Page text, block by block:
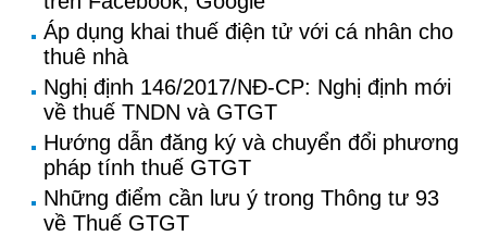
Áp dụng khai thuế điện tử với cá nhân cho
thuê nhà
Nghị định 146/2017/NĐ-CP: Nghị định mới
về thuế TNDN và GTGT
Hướng dẫn đăng ký và chuyển đổi phương
pháp tính thuế GTGT
Những điểm cần lưu ý trong Thông tư 93
về Thuế GTGT